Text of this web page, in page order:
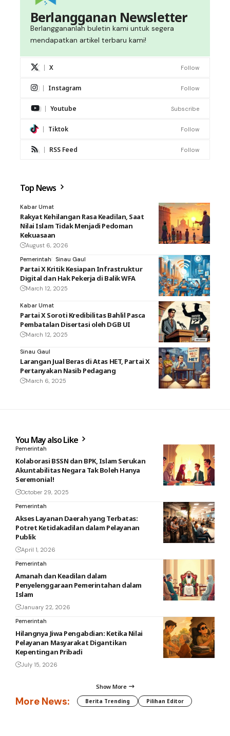
Berlangganan Newsletter
Berlanggananlah buletin kami untuk segera
mendapatkan artikel terbaru kami!
X Follow
Instagram Follow
Youtube Subscribe
Tiktok Follow
RSS Feed Follow
Top News
Kabar Umat
Rakyat Kehilangan Rasa Keadilan, Saat
Nilai Islam Tidak Menjadi Pedoman
Kekuasaan
August 6, 2026
Pemerintah
Sinau Gaul
Partai X Kritik Kesiapan Infrastruktur
Digital dan Hak Pekerja di Balik WFA
March 12, 2025
Kabar Umat
Partai X Soroti Kredibilitas Bahlil Pasca
Pembatalan Disertasi oleh DGB UI
March 12, 2025
Sinau Gaul
Larangan Jual Beras di Atas HET, Partai X
Pertanyakan Nasib Pedagang
March 6, 2025
You May also Like
Pemerintah
Kolaborasi BSSN dan BPK, Islam Serukan
Akuntabilitas Negara Tak Boleh Hanya
Seremonial!
October 29, 2025
Pemerintah
Akses Layanan Daerah yang Terbatas:
Potret Ketidakadilan dalam Pelayanan
Publik
April 1, 2026
Pemerintah
Amanah dan Keadilan dalam
Penyelenggaraan Pemerintahan dalam
Islam
January 22, 2026
Pemerintah
Hilangnya Jiwa Pengabdian: Ketika Nilai
Pelayanan Masyarakat Digantikan
Kepentingan Pribadi
July 15, 2026
Show More
More News: Berita Trending Pilihan Editor